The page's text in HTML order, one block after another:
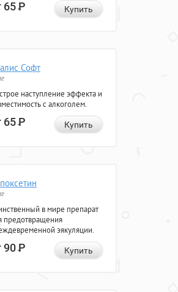
65Р Купить
Софт
наступление эффекта и
с алкоголем.
65Р Купить
в мире препарат
предотвращения
эякуляции.
90Р Купить